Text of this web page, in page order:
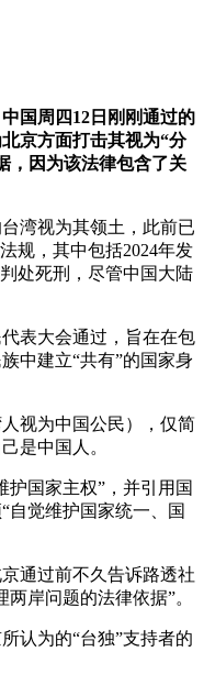
国周四12日刚刚通过的
京方面打击其视为“分
，因为该法律包含了关
湾视为其领土，此前已
规，其中包括2024年发
处死刑，尽管中国大陆
表大会通过，旨在在包
中建立“共有”的国家身
视为中国公民），仅简
是中国人。
护国家主权”，并引用国
自觉维护国家统一、国
通过前不久告诉路透社
岸问题的法律依据”。
认为的“台独”支持者的